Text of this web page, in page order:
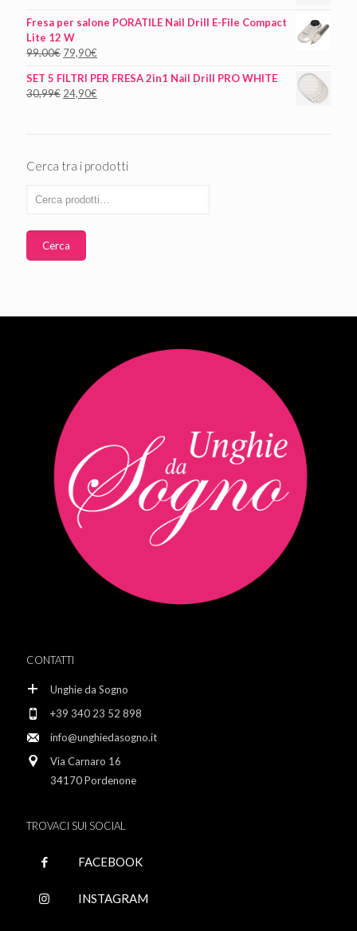
Fresa per salone PORATILE Nail Drill E-File Compact
Lite 12 W
99,00€ 79,90€
SET 5 FILTRI PER FRESA 2in1 Nail Drill PRO WHITE
30,99€ 24,90€
Cerca tra i prodotti
Cerca
CONTATTI
Unghie da Sogno
+39 340 23 52 898
info@unghiedasogno.it
Via Carnaro 16
34170 Pordenone
TROVACI SUI SOCIAL
FACEBOOK
INSTAGRAM